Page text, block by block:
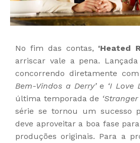
No fim das contas, 'Heated
arriscar vale a pena.
concorrendo diretamente
Bem-Vindos a Derry’e ‘I Love
última temporada de ‘Stranger
série se tornou um sucesso
deve aproveitar a boa fase
produções originais. Para a